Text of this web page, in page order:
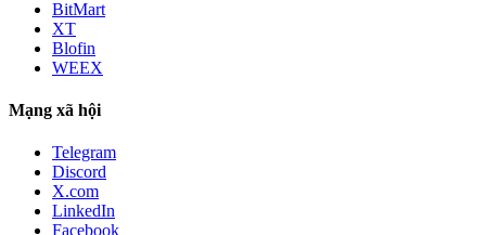
BitMart
XT
Blofin
WEEX
Mạng xã hội
Telegram
Discord
X.com
LinkedIn
Facebook